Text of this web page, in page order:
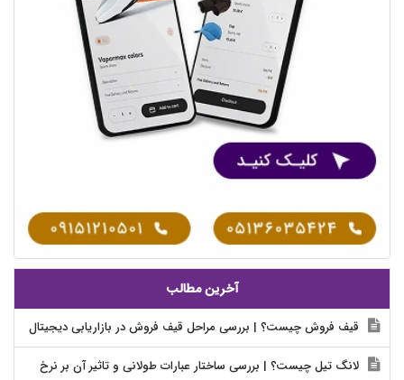
آخرین مطالب
قیف فروش چیست؟ | بررسی مراحل قیف فروش در بازاریابی دیجیتال
لانگ تیل چیست؟ | بررسی ساختار عبارات طولانی و تاثیر آن بر نرخ